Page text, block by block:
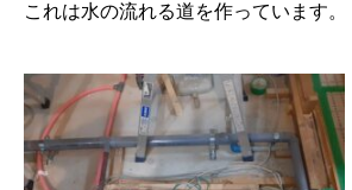
これは水の流れる道を作っています。